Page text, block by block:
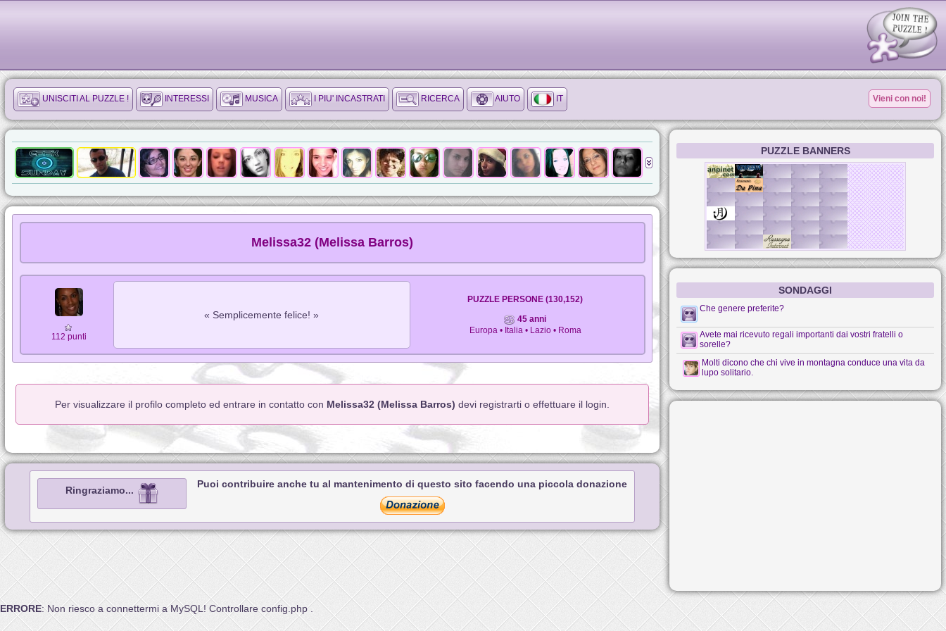
UNISCITI AL PUZZLE ! INTERESSI MUSICA I PIU' INCASTRATI RICERCA AIUTO IT Vieni con noi!
Melissa32 (Melissa Barros)
112 punti
« Semplicemente felice! »
PUZZLE PERSONE (130,152)
45 anni
Europa • Italia • Lazio • Roma
Per visualizzare il profilo completo ed entrare in contatto con Melissa32 (Melissa Barros) devi registrarti o effettuare il login.
Ringraziamo...
Puoi contribuire anche tu al mantenimento di questo sito facendo una piccola donazione
PUZZLE BANNERS
SONDAGGI
Che genere preferite?
Avete mai ricevuto regali importanti dai vostri fratelli o
sorelle?
Molti dicono che chi vive in montagna conduce una vita da
lupo solitario.
ERRORE: Non riesco a connettermi a MySQL! Controllare config.php .